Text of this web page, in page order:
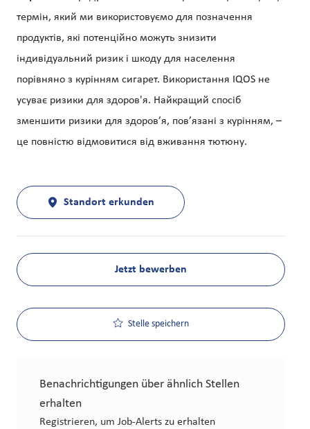
термін, який ми використовуємо для позначення
продуктів, які потенційно можуть знизити
індивідуальний ризик і шкоду для населення
порівняно з курінням сигарет. Використання IQOS не
усуває ризики для здоров'я. Найкращий спосіб
зменшити ризики для здоров’я, пов’язані з курінням, –
це повністю відмовитися від вживання тютюну.
Standort erkunden
Jetzt bewerben
Stelle speichern
Benachrichtigungen über ähnlich Stellen
erhalten
Registrieren, um Job-Alerts zu erhalten